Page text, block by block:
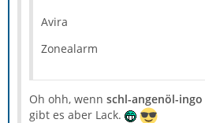
Avira
Zonealarm
Oh ohh, wenn schl-angenöl-ingo
gibt es aber Lack.